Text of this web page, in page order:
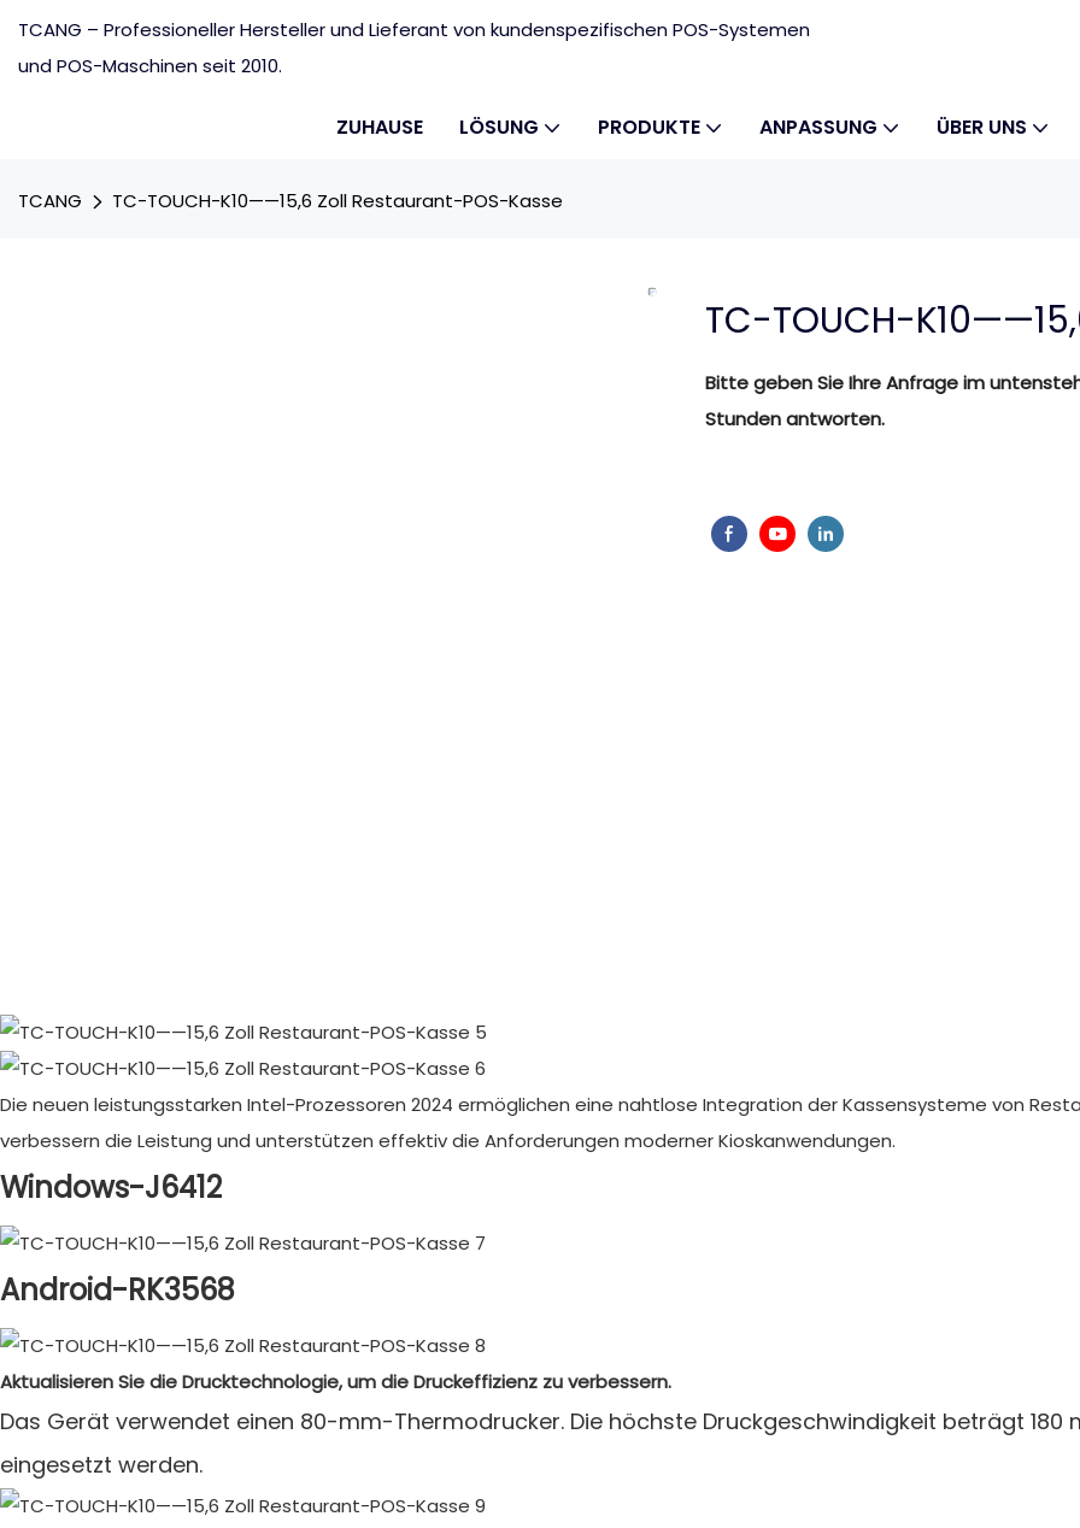
TCANG – Professioneller Hersteller und Lieferant von kundenspezifischen POS-Systemen
und POS-Maschinen seit 2010.
ZUHAUSE LÖSUNG PRODUKTE ANPASSUNG ÜBER UNS
TCANG TC-TOUCH-K10——15,6 Zoll Restaurant-POS-Kasse
TC-TOUCH-
Bitte geben Sie Ihre Anfrage im
Stunden antworten.
Die neuen leistungsstarken Intel-Prozessoren 2024 ermöglichen eine nahtlose Integration der Kassensysteme von
verbessern die Leistung und unterstützen effektiv die Anforderungen moderner Kioskanwendungen.
Windows-J6412
Android-RK3568
Aktualisieren Sie die Drucktechnologie, um die Druckeffizienz zu verbessern.
Das Gerät verwendet einen 80-mm-Thermodrucker. Die höchste Druckgeschwindigkeit beträgt
eingesetzt werden.